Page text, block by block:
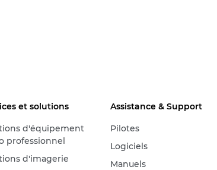
et solutions
d'équipement
professionnel
d'imagerie
Assistance & Support
Pilotes
Logiciels
Manuels